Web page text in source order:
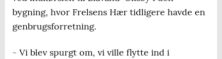
bygning, hvor Frelsens Hær tidligere havde en
genbrugsforretning.
- Vi blev spurgt om, vi ville flytte ind i